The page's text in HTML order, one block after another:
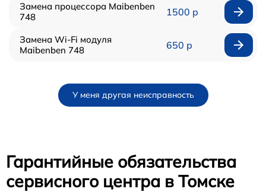
Замена процессора Maibenben
748
1500 р
Замена Wi-Fi модуля
Maibenben 748
650 р
У меня другая неисправность
Гарантийные обязательства
сервисного центра в Томске